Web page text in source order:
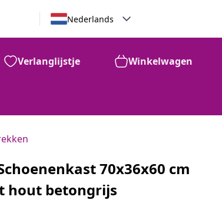
Nederlands
Verlanglijstje Winkelwagen
70x36x60 cm
hout betongrijs